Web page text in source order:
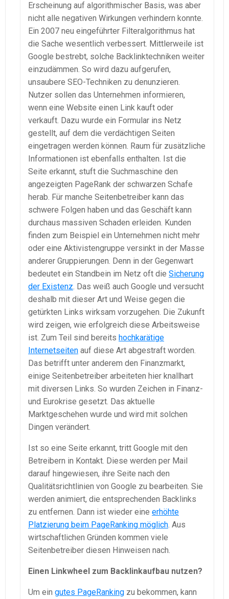
Erscheinung auf algorithmischer Basis, was aber
nicht alle negativen Wirkungen verhindern konnte.
Ein 2007 neu eingeführter Filteralgorithmus hat
die Sache wesentlich verbessert. Mittlerweile ist
Google bestrebt, solche Backlinktechniken weiter
einzudämmen. So wird dazu aufgerufen,
unsaubere SEO-Techniken zu denunzieren.
Nutzer sollen das Unternehmen informieren,
wenn eine Website einen Link kauft oder
verkauft. Dazu wurde ein Formular ins Netz
gestellt, auf dem die verdächtigen Seiten
eingetragen werden können. Raum für zusätzliche
Informationen ist ebenfalls enthalten. Ist die
Seite erkannt, stuft die Suchmaschine den
angezeigten PageRank der schwarzen Schafe
herab. Für manche Seitenbetreiber kann das
schwere Folgen haben und das Geschäft kann
durchaus massiven Schaden erleiden. Kunden
finden zum Beispiel ein Unternehmen nicht mehr
oder eine Aktivistengruppe versinkt in der Masse
anderer Gruppierungen. Denn in der Gegenwart
bedeutet ein Standbein im Netz oft die Sicherung
der Existenz. Das weiß auch Google und versucht
deshalb mit dieser Art und Weise gegen die
getürkten Links wirksam vorzugehen. Die Zukunft
wird zeigen, wie erfolgreich diese Arbeitsweise
ist. Zum Teil sind bereits hochkarätige
Internetseiten auf diese Art abgestraft worden.
Das betrifft unter anderem den Finanzmarkt,
einige Seitenbetreiber arbeiteten hier knallhart
mit diversen Links. So wurden Zeichen in Finanz-
und Eurokrise gesetzt. Das aktuelle
Marktgeschehen wurde und wird mit solchen
Dingen verändert.
Ist so eine Seite erkannt, tritt Google mit den
Betreibern in Kontakt. Diese werden per Mail
darauf hingewiesen, ihre Seite nach den
Qualitätsrichtlinien von Google zu bearbeiten. Sie
werden animiert, die entsprechenden Backlinks
zu entfernen. Dann ist wieder eine erhöhte
Platzierung beim PageRanking möglich. Aus
wirtschaftlichen Gründen kommen viele
Seitenbetreiber diesen Hinweisen nach.
Einen Linkwheel zum Backlinkaufbau nutzen?
Um ein gutes PageRanking zu bekommen, kann